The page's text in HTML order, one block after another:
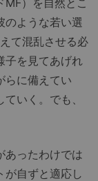
のような若い選
て混乱させる必
子を見てあげれ
らに備えてい
いく。でも、
ったわけでは
が自ずと適応し